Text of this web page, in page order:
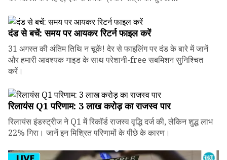
दंड से बचें: समय पर आयकर रिटर्न फाइल करें
31 अगस्त की अंतिम तिथि न चूकें! देर से फाइलिंग पर दंड के बारे में जानें
और हमारी आवश्यक गाइड के साथ परेशानी-free सबमिशन सुनिश्चित
करें।
रिलायंस Q1 परिणाम: ₹3 लाख करोड़ का राजस्व पार
रिलायंस इंडस्ट्रीज ने Q1 में रिकॉर्ड राजस्व वृद्धि दर्ज की, लेकिन शुद्ध लाभ
22% गिरा। जानें इन मिश्रित परिणामों के पीछे के कारण।